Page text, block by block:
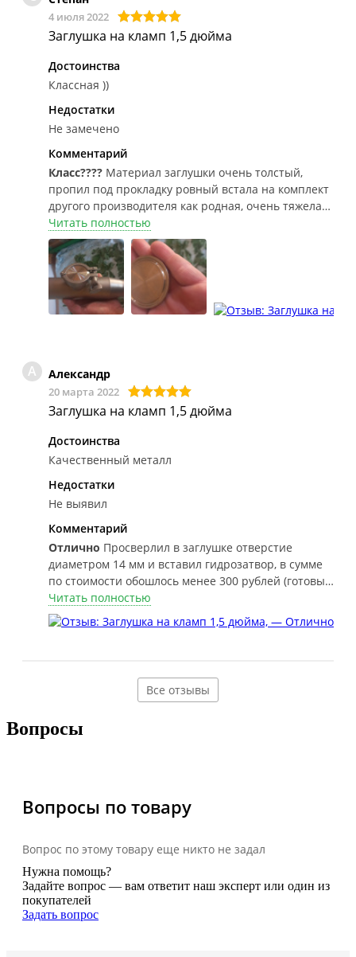
4 июля 2022
Заглушка на кламп 1,5 дюйма
Достоинства
Классная ))
Недостатки
Не замечено
Комментарий
Класс???? Материал заглушки очень толстый,
пропил под прокладку ровный встала на комплект
другого производителя как родная, очень тяжелая
для своего размера что говорит о хорошем
качестве материала!
Читать полностью
А Александр
20 марта 2022
Заглушка на кламп 1,5 дюйма
Достоинства
Качественный металл
Недостатки
Не выявил
Комментарий
Отлично Просверлил в заглушке отверстие
диаметром 14 мм и вставил гидрозатвор, в сумме
по стоимости обошлось менее 300 рублей (готовый
аналог стоит более 500 руб.). Брагу ставлю в кубе,
завод-изготовитель в инструкции указывает, что
нержавейка лучший материал для бродильной
Вариант гидрозатвора с использованием заглушки
для меня гораздо удобнее.
Читать полностью
Все отзывы
Вопросы
Вопросы по товару
Вопрос по этому товару еще никто не задал
Нужна помощь?
Задайте вопрос — вам ответит наш эксперт или один из
покупателей
Задать вопрос